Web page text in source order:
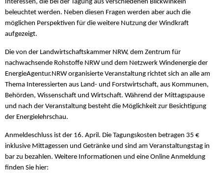
Interessen, die bei der Tagung aus verschiedenen Blickwinkeln
beleuchtet werden. Neben diesen Fragen werden aber auch die
möglichen Perspektiven für die weitere Nutzung der Windkraft
aufgezeigt.
Die von der Landwirtschaftskammer NRW, dem Zentrum für
nachwachsende Rohstoffe NRW und dem Netzwerk Windenergie der
EnergieAgentur.NRW organisierte Veranstaltung richtet sich an alle am
Thema Interessierten aus Land- und Forstwirtschaft, aus Kommunen,
Behörden, Wissenschaft und Wirtschaft. Während der Mittagspause
und nach der Veranstaltung besteht die Möglichkeit zur Besichtigung
der Energielehrschau.
Anmeldeschluss ist der 16. April. Die Tagungskosten betragen 35 €
inklusive Mittagessen und Getränke und sind am Veranstaltungstag in
bar zu bezahlen. Weitere Informationen und eine Online Anmeldung
finden Sie hier: